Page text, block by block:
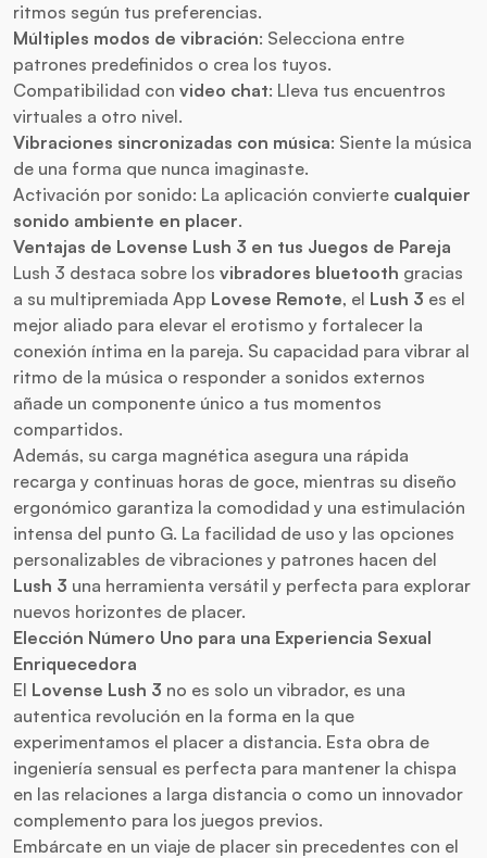
ritmos según tus preferencias.
Múltiples modos de vibración: Selecciona entre
patrones predefinidos o crea los tuyos.
Compatibilidad con video chat: Lleva tus encuentros
virtuales a otro nivel.
Vibraciones sincronizadas con música: Siente la música
de una forma que nunca imaginaste.
Activación por sonido: La aplicación convierte cualquier
sonido ambiente en placer.
Ventajas de Lovense Lush 3 en tus Juegos de Pareja
Lush 3 destaca sobre los vibradores bluetooth gracias
a su multipremiada App Lovese Remote, el Lush 3 es el
mejor aliado para elevar el erotismo y fortalecer la
conexión íntima en la pareja. Su capacidad para vibrar al
ritmo de la música o responder a sonidos externos
añade un componente único a tus momentos
compartidos.
Además, su carga magnética asegura una rápida
recarga y continuas horas de goce, mientras su diseño
ergonómico garantiza la comodidad y una estimulación
intensa del punto G. La facilidad de uso y las opciones
personalizables de vibraciones y patrones hacen del
Lush 3 una herramienta versátil y perfecta para explorar
nuevos horizontes de placer.
Elección Número Uno para una Experiencia Sexual
Enriquecedora
El Lovense Lush 3 no es solo un vibrador, es una
autentica revolución en la forma en la que
experimentamos el placer a distancia. Esta obra de
ingeniería sensual es perfecta para mantener la chispa
en las relaciones a larga distancia o como un innovador
complemento para los juegos previos.
Embárcate en un viaje de placer sin precedentes con el